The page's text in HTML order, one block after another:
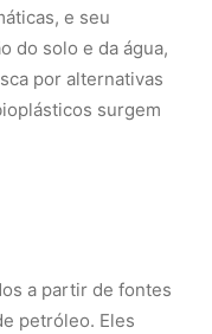
e seu
do solo e da água,
por alternativas
surgem
a partir de fontes
petróleo. Eles